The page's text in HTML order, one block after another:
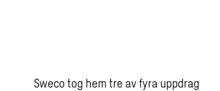
Sweco tog hem tre av fyra uppdrag